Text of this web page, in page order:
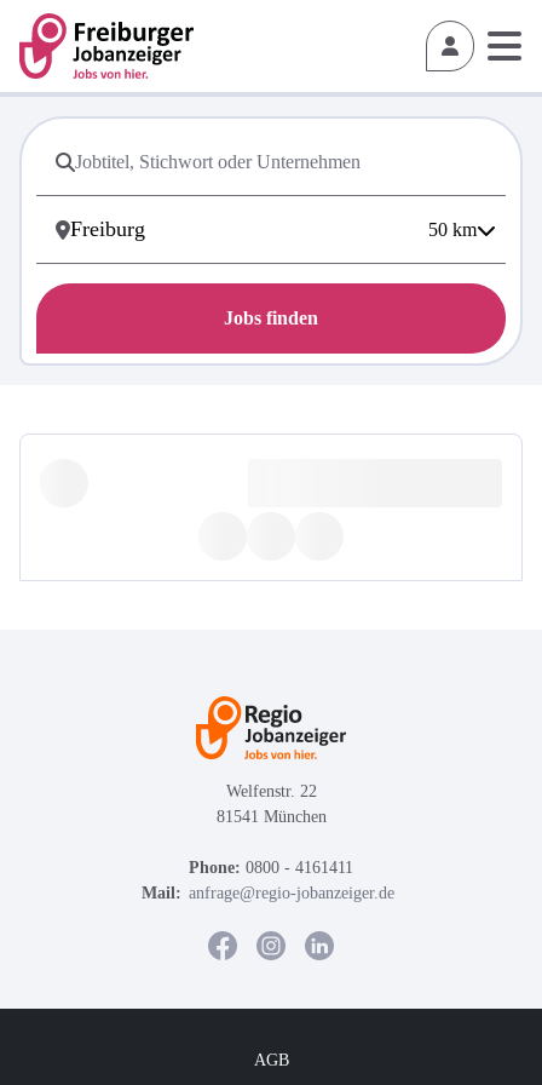
50 km
Jobs finden
Welfenstr. 22
81541 München
Phone: 0800 - 4161411
Mail: anfrage@regio-jobanzeiger.de
AGB